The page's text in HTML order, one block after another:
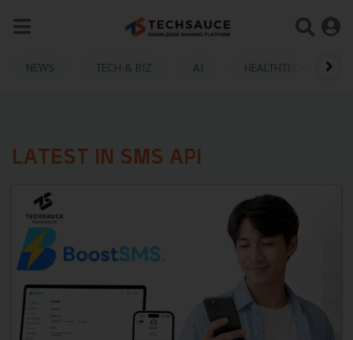
NEWS TECH & BIZ AI HEALTHTECH
LATEST IN SMS API